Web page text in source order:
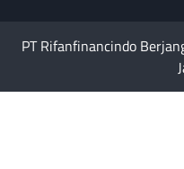
PT Rifanfinancindo